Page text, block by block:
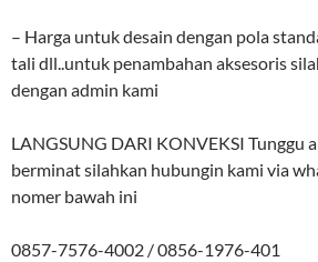
– Harga untuk desain dengan pola
tali dll..untuk penambahan aksesoris
dengan admin kami
LANGSUNG DARI KONVEKSI Tunggu
berminat silahkan hubungin kami via
nomer bawah ini
0857-7576-4002 / 0856-1976-401